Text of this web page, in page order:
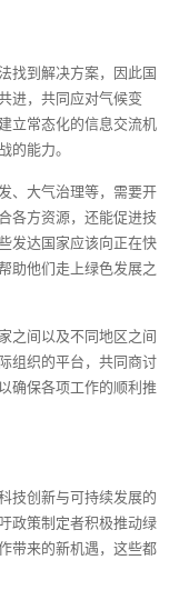
找到解决方案，因此国
进，共同应对气候变
立常态化的信息交流机
的能力。
、大气治理等，需要开
各方资源，还能促进技
发达国家应该向正在快
助他们走上绿色发展之
之间以及不同地区之间
组织的平台，共同商讨
确保各项工作的顺利推
技创新与可持续发展的
政策制定者积极推动绿
带来的新机遇，这些都